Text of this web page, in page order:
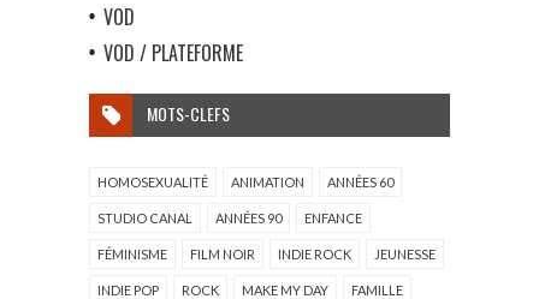
VOD
VOD / PLATEFORME
MOTS-CLEFS
HOMOSEXUALITÉ ANIMATION ANNÉES 60
STUDIO CANAL ANNÉES 90 ENFANCE
FÉMINISME FILM NOIR INDIE ROCK JEUNESSE
INDIE POP ROCK MAKE MY DAY FAMILLE